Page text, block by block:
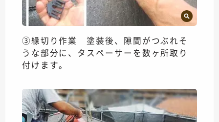
③縁切り作業 塗装後、隙間がつぶれそ
うな部分に、タスペーサーを数ヶ所取り
付けます。